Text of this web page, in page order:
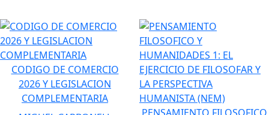
CODIGO DE COMERCIO
2026 Y LEGISLACION
COMPLEMENTARIA